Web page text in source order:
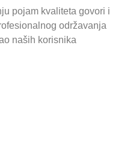
pojam kvaliteta govori i
održavanja
naših korisnika